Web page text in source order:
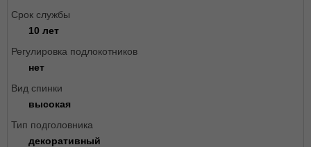
Срок службы
10 лет
Регулировка подлокотников
нет
Вид спинки
высокая
Тип подголовника
декоративный